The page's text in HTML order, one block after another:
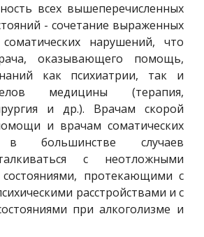
всех вышеперечисленных
- сочетание выраженных
нарушений, что
оказывающего помощь,
как психиатрии, так и
медицины (терапия,
и др.). Врачам скорой
и врачам соматических
в большинстве случаев
с неотложными
состояниями, протекающими с
расстройствами и с
при алкоголизме и